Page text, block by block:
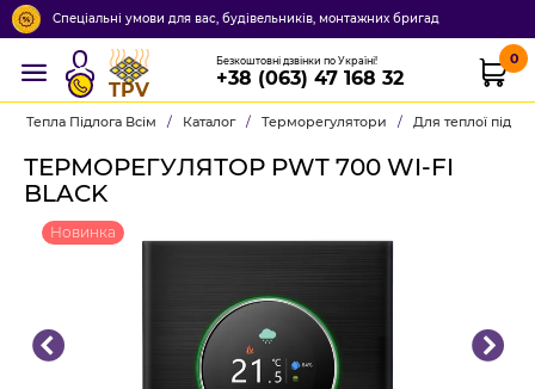
Спеціальні умови для вас, будівельників, монтажних бригад
TPV
Безкоштовні дзвінки по Україні!
+38 (063) 47 168 32
0
Тепла Підлога Всім / Каталог / Терморегулятори / Для теплої
ТЕРМОРЕГУЛЯТОР PWT 700 WI-FI
BLACK
Новинка